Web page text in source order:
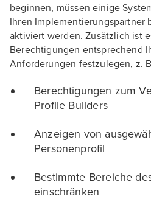
beginnen, müssen einige
Ihren Implementierungspartner
aktiviert werden. Zusätzlich ist
Berechtigungen entsprechend
Anforderungen festzulegen, z.
Berechtigungen zum
Profile Builders
Anzeigen von
Personenprofil
Bestimmte Bereiche
einschränken